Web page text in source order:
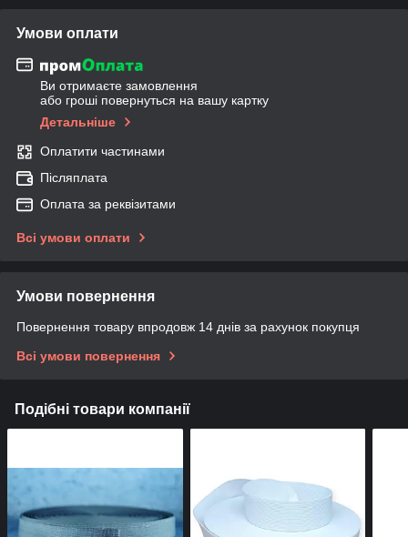
Умови оплати
Ви отримаєте замовлення
або гроші повернуться на вашу картку
Детальніше
Оплатити частинами
Післяплата
Оплата за реквізитами
Всі умови оплати
Умови повернення
Повернення товару впродовж 14 днів за рахунок покупця
Всі умови повернення
Подібні товари компанії